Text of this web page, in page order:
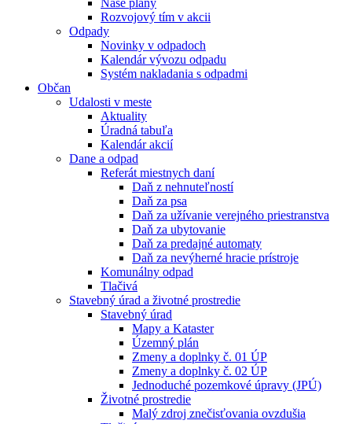
Naše plány
Rozvojový tím v akcii
Odpady
Novinky v odpadoch
Kalendár vývozu odpadu
Systém nakladania s odpadmi
Občan
Udalosti v meste
Aktuality
Úradná tabuľa
Kalendár akcií
Dane a odpad
Referát miestnych daní
Daň z nehnuteľností
Daň za psa
Daň za užívanie verejného priestranstva
Daň za ubytovanie
Daň za predajné automaty
Daň za nevýherné hracie prístroje
Komunálny odpad
Tlačivá
Stavebný úrad a životné prostredie
Stavebný úrad
Mapy a Kataster
Územný plán
Zmeny a doplnky č. 01 ÚP
Zmeny a doplnky č. 02 ÚP
Jednoduché pozemkové úpravy (JPÚ)
Životné prostredie
Malý zdroj znečisťovania ovzdušia